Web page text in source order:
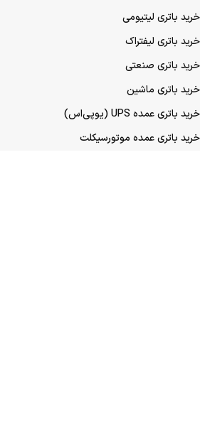
خرید باتری لیتیومی
خرید باتری لیفتراک
خرید باتری صنعتی
خرید باتری ماشین
خرید باتری عمده UPS (یو‌پی‌اس)
خرید باتری عمده موتورسیکلت